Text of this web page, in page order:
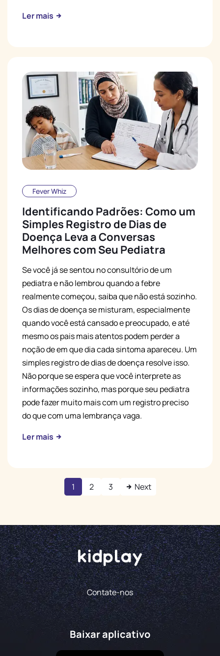
Ler mais
Fever Whiz
Identificando Padrões: Como um
Simples Registro de Dias de
Doença Leva a Conversas
Melhores com Seu Pediatra
Se você já se sentou no consultório de um
pediatra e não lembrou quando a febre
realmente começou, saiba que não está sozinho.
Os dias de doença se misturam, especialmente
quando você está cansado e preocupado, e até
mesmo os pais mais atentos podem perder a
noção de em que dia cada sintoma apareceu. Um
simples registro de dias de doença resolve isso.
Não porque se espera que você interprete as
informações sozinho, mas porque seu pediatra
pode fazer muito mais com um registro preciso
do que com uma lembrança vaga.
Ler mais
1 2 3 Next
Contate-nos
Baixar aplicativo